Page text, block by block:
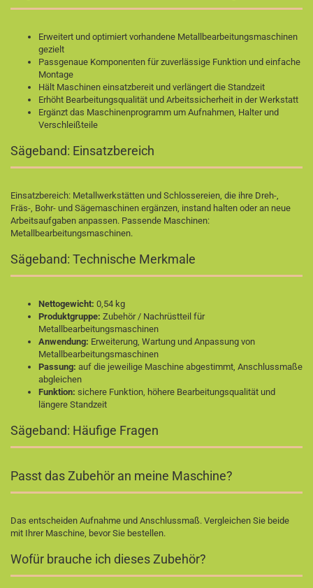
Erweitert und optimiert vorhandene Metallbearbeitungsmaschinen
gezielt
Passgenaue Komponenten für zuverlässige Funktion und einfache
Montage
Hält Maschinen einsatzbereit und verlängert die Standzeit
Erhöht Bearbeitungsqualität und Arbeitssicherheit in der Werkstatt
Ergänzt das Maschinenprogramm um Aufnahmen, Halter und
Verschleißteile
Sägeband: Einsatzbereich
Einsatzbereich: Metallwerkstätten und Schlossereien, die ihre Dreh-,
Fräs-, Bohr- und Sägemaschinen ergänzen, instand halten oder an neue
Arbeitsaufgaben anpassen. Passende Maschinen:
Metallbearbeitungsmaschinen.
Sägeband: Technische Merkmale
Nettogewicht: 0,54 kg
Produktgruppe: Zubehör / Nachrüstteil für
Metallbearbeitungsmaschinen
Anwendung: Erweiterung, Wartung und Anpassung von
Metallbearbeitungsmaschinen
Passung: auf die jeweilige Maschine abgestimmt, Anschlussmaße
abgleichen
Funktion: sichere Funktion, höhere Bearbeitungsqualität und
längere Standzeit
Sägeband: Häufige Fragen
Passt das Zubehör an meine Maschine?
Das entscheiden Aufnahme und Anschlussmaß. Vergleichen Sie beide
mit Ihrer Maschine, bevor Sie bestellen.
Wofür brauche ich dieses Zubehör?